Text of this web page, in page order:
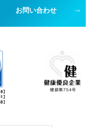
お問い合わせ